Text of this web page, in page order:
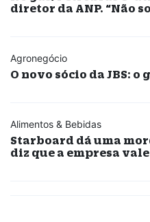
diretor da ANP. “Não
Agronegócio
O novo sócio da JBS:
Alimentos & Bebidas
Starboard dá uma
diz que a empresa